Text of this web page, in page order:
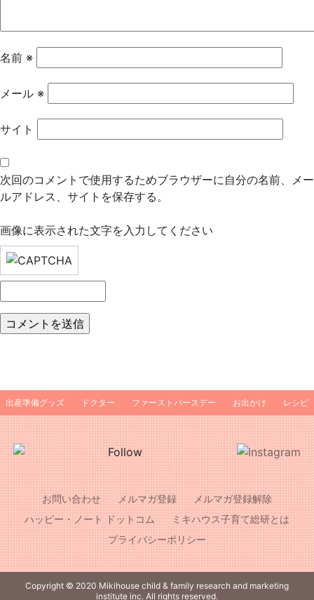
ン
名前 ※
メール ※
サイト
次回のコメントで使用するためブラウザーに自分の名前、メー
ルアドレス、サイトを保存する。
画像に表示された文字を入力してください
出産準備グッズ ドクター ファーストバースデー お出かけ レシピ
お問い合わせ メルマガ登録
メルマガ登録解除
ハッピー・ノート ドットコム
ミキハウス子育て総研とは
プライバシーポリシー
Copyright © 2020 Mikihouse child & family research and marketing
institute inc. All rights reserved.